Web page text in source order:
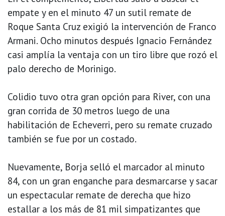
empate y en el minuto 47 un sutil remate de
Roque Santa Cruz exigió la intervención de Franco
Armani. Ocho minutos después Ignacio Fernández
casi amplía la ventaja con un tiro libre que rozó el
palo derecho de Morinigo.
Colidio tuvo otra gran opción para River, con una
gran corrida de 30 metros luego de una
habilitación de Echeverri, pero su remate cruzado
también se fue por un costado.
Nuevamente, Borja selló el marcador al minuto
84, con un gran enganche para desmarcarse y sacar
un espectacular remate de derecha que hizo
estallar a los más de 81 mil simpatizantes que